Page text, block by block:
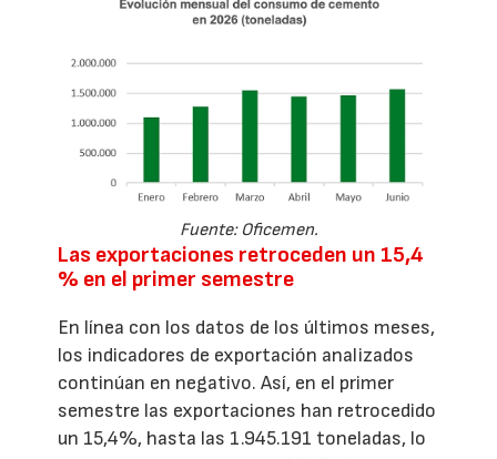
Fuente: Oficemen.
Las exportaciones retroceden un 15,4
% en el primer semestre
En línea con los datos de los últimos meses,
los indicadores de exportación analizados
continúan en negativo. Así, en el primer
semestre las exportaciones han retrocedido
un 15,4%, hasta las 1.945.191 toneladas, lo